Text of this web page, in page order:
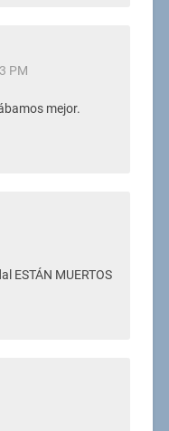
PM
mejor.
ESTÁN MUERTOS